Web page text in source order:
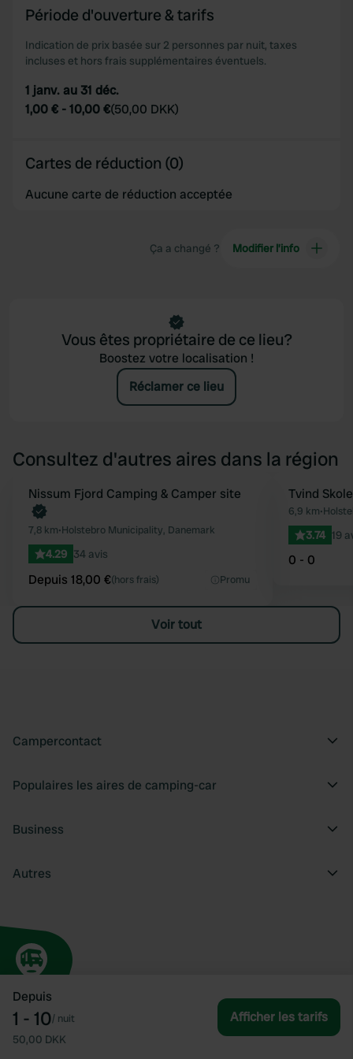
Depuis
1 - 10/ nuit
50,00 DKK
Afficher les tarifs
Période d'ouverture & tarifs
Indication de prix basée sur 2 personnes par nuit, taxes
incluses et hors frais supplémentaires éventuels.
1 janv. au 31 déc.
1,00 € -10,00 €(50,00 DKK)
Cartes de réduction (0)
Aucune carte de réduction acceptée
Ça a changé ? Modifier l’info
Vous êtes propriétaire de ce lieu?
Boostez votre localisation !
Réclamer ce lieu
Consultez d'autres aires dans la région
Préféré
Reserve maintenant
Nissum Fjord Camping & Camper site
7,8 km•Holstebro Municipality, Danemark
4.29 34 avis
Depuis 18,00 €(hors frais) Promu
Tvind
6,9 km•
3.74 19
0 - 0
Voir tout
Campercontact
Populaires les aires de camping-car
Business
Autres